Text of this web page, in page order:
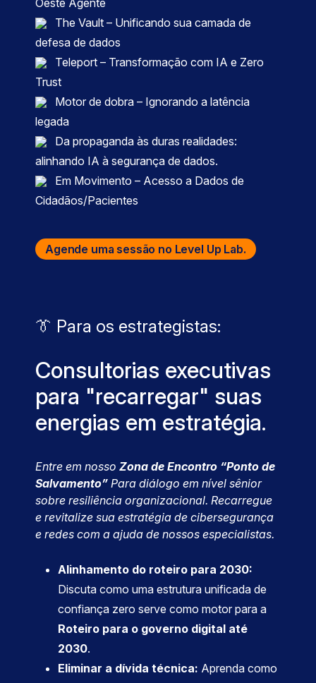
The Vault – Unificando sua camada de
defesa de dados
Teleport – Transformação com IA e Zero
Trust
Motor de dobra – Ignorando a latência
legada
Da propaganda às duras realidades:
alinhando IA à segurança de dados.
Em Movimento – Acesso a Dados de
Cidadãos/Pacientes
Agende uma sessão no Level Up Lab.
👔 Para os estrategistas:
Consultorias executivas
para "recarregar" suas
energias em estratégia.
Entre em nosso Zona de Encontro “Ponto de
Salvamento” Para diálogo em nível sênior
sobre resiliência organizacional. Recarregue
e revitalize sua estratégia de cibersegurança
e redes com a ajuda de nossos especialistas.
Alinhamento do roteiro para 2030:
Discuta como uma estrutura unificada de
confiança zero serve como motor para a
Roteiro para o governo digital até
2030.
Eliminar a dívida técnica: Aprenda como